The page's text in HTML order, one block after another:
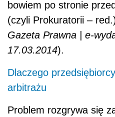
bowiem po stronie
(czyli Prokuratorii –
Gazeta Prawna | e-
17.03.2014).
Dlaczego
arbitrażu
Problem rozgrywa się